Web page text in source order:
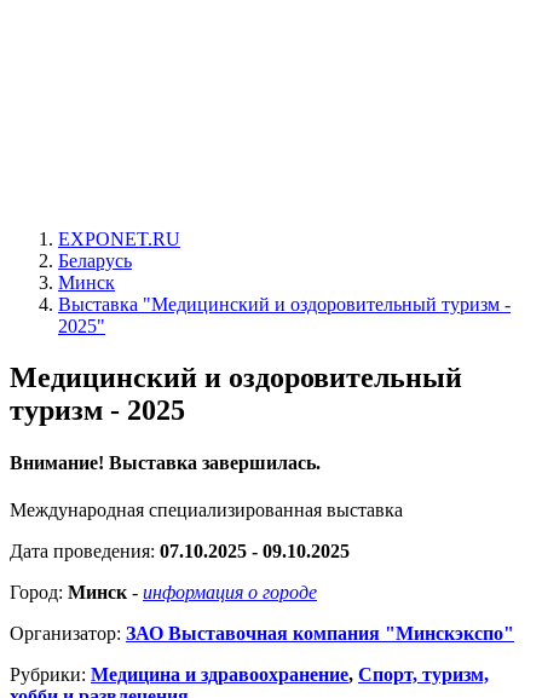
EXPONET.RU
Беларусь
Минск
Выставка "Медицинский и оздоровительный туризм -
2025"
Медицинский и оздоровительный
туризм - 2025
Внимание! Выставка завершилась.
Международная специализированная выставка
Дата проведения: 07.10.2025 - 09.10.2025
Город: Минск - информация о городе
Организатор: ЗАО Выставочная компания "Минскэкспо"
Рубрики: Медицина и здравоохранение, Спорт, туризм,